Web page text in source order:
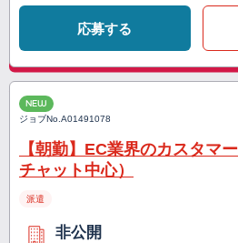
応募する
NEW
ジョブNo.A01491078
【朝勤】EC業界のカスタマ
チャット中心）
派遣
非公開